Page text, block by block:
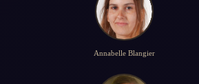
Annabelle Blangier